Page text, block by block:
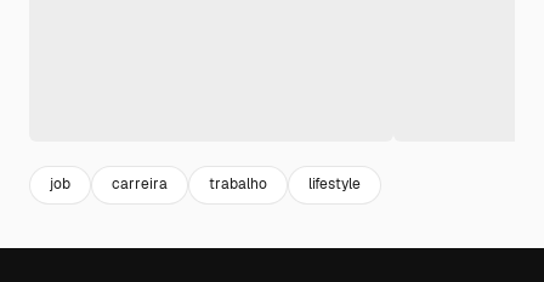
job carreira trabalho lifestyle